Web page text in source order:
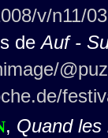
v/n11/
deAuf -
, Quand les